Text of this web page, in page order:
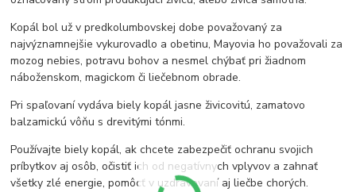
Kopál bol už v predkolumbovskej dobe považovaný za
najvýznamnejšie vykurovadlo a obetinu, Mayovia ho považovali za
mozog nebies, potravu bohov a nesmel chýbať pri žiadnom
náboženskom, magickom či liečebnom obrade.
Pri spaľovaní vydáva biely kopál jasne živicovitú, zamatovo
balzamickú vôňu s drevitými tónmi.
Používajte biely kopál, ak chcete zabezpečiť ochranu svojich
príbytkov aj osôb, očistiť ich od negatívnych vplyvov a zahnať
všetky zlé energie, pomôcť v uzdravovaní aj liečbe chorých.